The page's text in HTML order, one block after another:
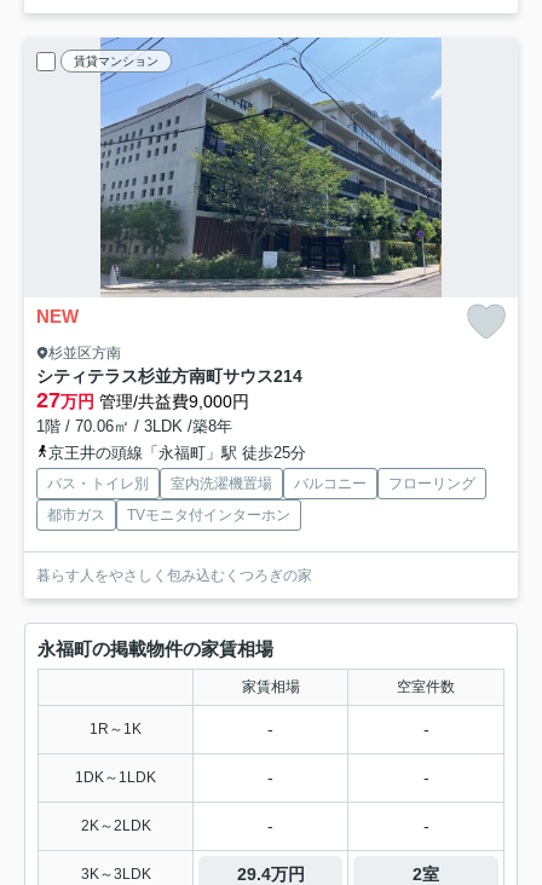
賃貸マンション
NEW
杉並区方南
シティテラス杉並方南町サウス214
27万円 管理/共益費9,000円
1階 / 70.06㎡ / 3LDK /築8年
京王井の頭線「永福町」駅 徒歩25分
バス・トイレ別 室内洗濯機置場 バルコニー
フローリング
都市ガス
TVモニタ付インターホン
暮らす人をやさしく包み込むくつろぎの家
永福町の掲載物件の家賃相場
家賃相場 空室件数
1R～1K - -
1DK～1LDK - -
2K～2LDK - -
3K～3LDK 29.4万円 2室